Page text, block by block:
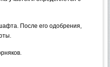
После его одобрения,